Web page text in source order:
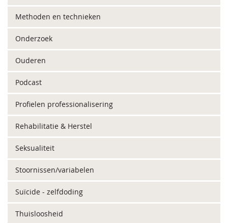
Methoden en technieken
Onderzoek
Ouderen
Podcast
Profielen professionalisering
Rehabilitatie & Herstel
Seksualiteit
Stoornissen/variabelen
Suïcide - zelfdoding
Thuisloosheid